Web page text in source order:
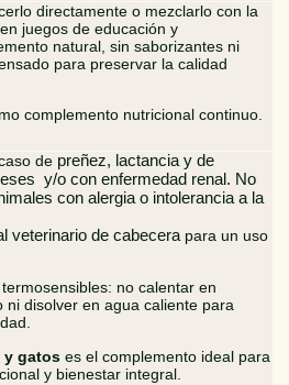
directamente o mezclarlo con la
juegos de educación y
natural, sin saborizantes ni
para preservar la calidad
complemento nutricional continuo.
de preñez, lactancia y de
y/o con enfermedad renal. No
con alergia o intolerancia a la
veterinario de cabecera para un uso
no calentar en
ni disolver en agua caliente para
y gatos es el complemento ideal para
y bienestar integral.